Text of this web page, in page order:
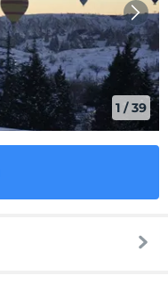
1 /39